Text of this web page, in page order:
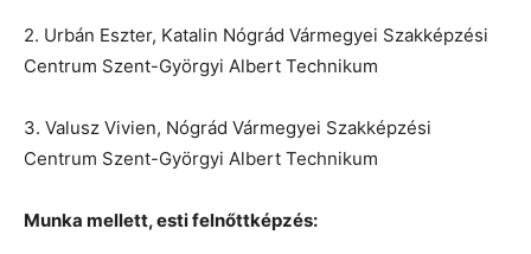
2. Urbán Eszter, Katalin Nógrád Vármegyei Szakképzési
Centrum Szent-Györgyi Albert Technikum
3. Valusz Vivien, Nógrád Vármegyei Szakképzési
Centrum Szent-Györgyi Albert Technikum
Munka mellett, esti felnőttképzés: